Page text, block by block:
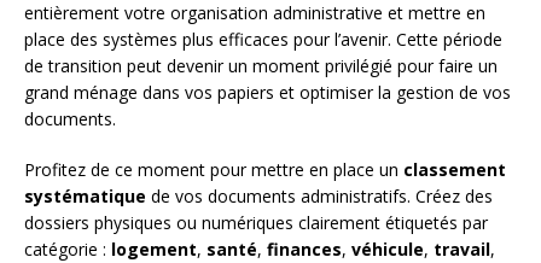
entièrement votre organisation administrative et mettre en
place des systèmes plus efficaces pour l’avenir. Cette période
de transition peut devenir un moment privilégié pour faire un
grand ménage dans vos papiers et optimiser la gestion de vos
documents.
Profitez de ce moment pour mettre en place un classement
systématique de vos documents administratifs. Créez des
dossiers physiques ou numériques clairement étiquetés par
catégorie : logement, santé, finances, véhicule, travail,